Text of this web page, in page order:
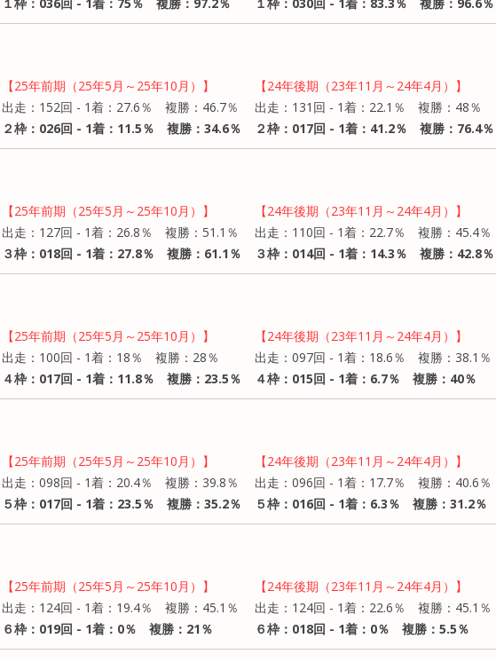
【25年前期（25年5月～25年10月）】
出走：152回 - 1着：27.6％ 複勝：46.7％
２枠：026回 - 1着：11.5％ 複勝：34.6％
【24年後期（23年11月～24年4月）】
出走：131回 - 1着：22.1％ 複勝：48％
２枠：017回 - 1着：41.2％ 複勝：76.4％
【25年前期（25年5月～25年10月）】
出走：127回 - 1着：26.8％ 複勝：51.1％
３枠：018回 - 1着：27.8％ 複勝：61.1％
【24年後期（23年11月～24年4月）】
出走：110回 - 1着：22.7％ 複勝：45.4％
３枠：014回 - 1着：14.3％ 複勝：42.8％
【25年前期（25年5月～25年10月）】
出走：100回 - 1着：18％ 複勝：28％
４枠：017回 - 1着：11.8％ 複勝：23.5％
【24年後期（23年11月～24年4月）】
出走：097回 - 1着：18.6％ 複勝：38.1％
４枠：015回 - 1着：6.7％ 複勝：40％
【25年前期（25年5月～25年10月）】
出走：098回 - 1着：20.4％ 複勝：39.8％
５枠：017回 - 1着：23.5％ 複勝：35.2％
【24年後期（23年11月～24年4月）】
出走：096回 - 1着：17.7％ 複勝：40.6％
５枠：016回 - 1着：6.3％ 複勝：31.2％
【25年前期（25年5月～25年10月）】
出走：124回 - 1着：19.4％ 複勝：45.1％
６枠：019回 - 1着：0％ 複勝：21％
【24年後期（23年11月～24年4月）】
出走：124回 - 1着：22.6％ 複勝：45.1％
６枠：018回 - 1着：0％ 複勝：5.5％